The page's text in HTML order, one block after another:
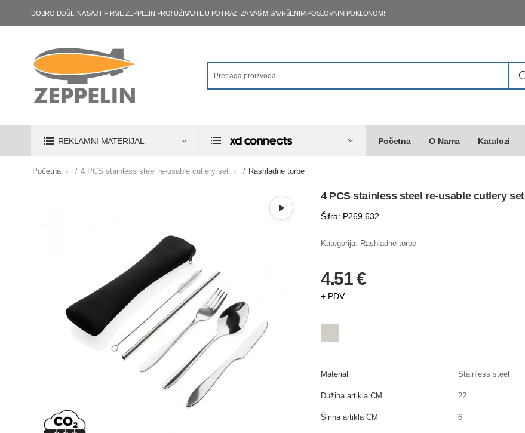
DOBRO DOŠLI NA SAJT FIRME ZEPPELIN PRO! UŽIVAJTE U POTRAZI ZA VAŠIM SAVRŠENIM POSLOVNIM POKLONOM!
REKLAMNI MATERIJAL Početna O Nama Katalozi
Početna 4 PCS stainless steel re-usable cutlery set Rashladne torbe
4 PCS stainless steel re-usable cutlery set
Šifra: P269.632
Kategorija: Rashladne torbe
4.51 €
+ PDV
Material Stainless steel
Dužina artikla CM 22
Širina artikla CM 6